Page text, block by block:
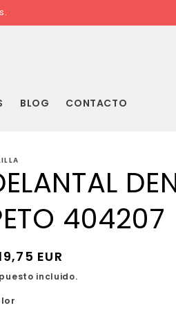
BLOG CONTACTO
404207
EUR
incluido.